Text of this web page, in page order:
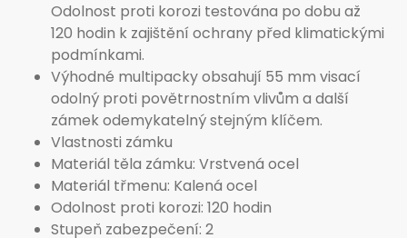
Odolnost proti korozi testována po dobu až
120 hodin k zajištění ochrany před klimatickými
podmínkami.
Výhodné multipacky obsahují 55 mm visací
odolný proti povětrnostním vlivům a další
zámek odemykatelný stejným klíčem.
Vlastnosti zámku
Materiál těla zámku: Vrstvená ocel
Materiál třmenu: Kalená ocel
Odolnost proti korozi: 120 hodin
Stupeň zabezpečení: 2